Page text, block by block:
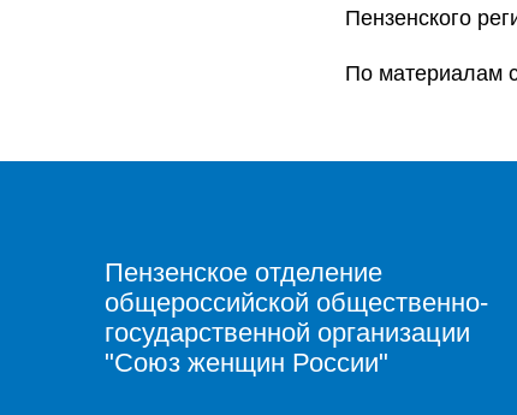
Пензенского
По материалам
Пензенское отделение
общероссийской общественно-
государственной организации
"Союз женщин России"